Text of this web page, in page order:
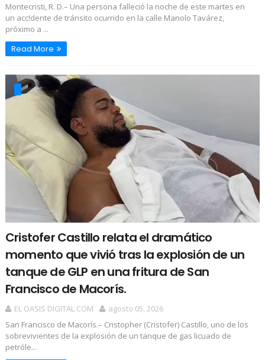
Montecristi, R. D.– Una persona falleció la noche de este martes en
un acc!dente de tránsito ocurrido en la calle Manolo Tavárez,
próximo a ...
Read More
Cristofer Castillo relata el dramático
momento que vivió tras la explosión de un
tanque de GLP en una fritura de San
Francisco de Macorís.
EL OASIS DIGITAL.COM
agosto 05, 2026
San Francisco de Macorís.– Cristopher (Cristofer) Castillo, uno de los
sobrevivientes de la explosión de un tanque de gas licuado de
petróle...